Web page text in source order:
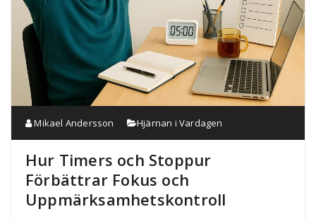
Mikael Andersson Hjärnan i Vardagen
Hur Timers och Stoppur
Förbättrar Fokus och
Uppmärksamhetskontroll